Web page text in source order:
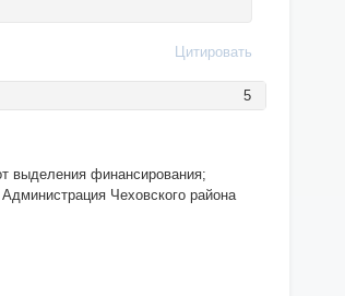
Цитировать
5
выделения финансирования;
Чеховского района